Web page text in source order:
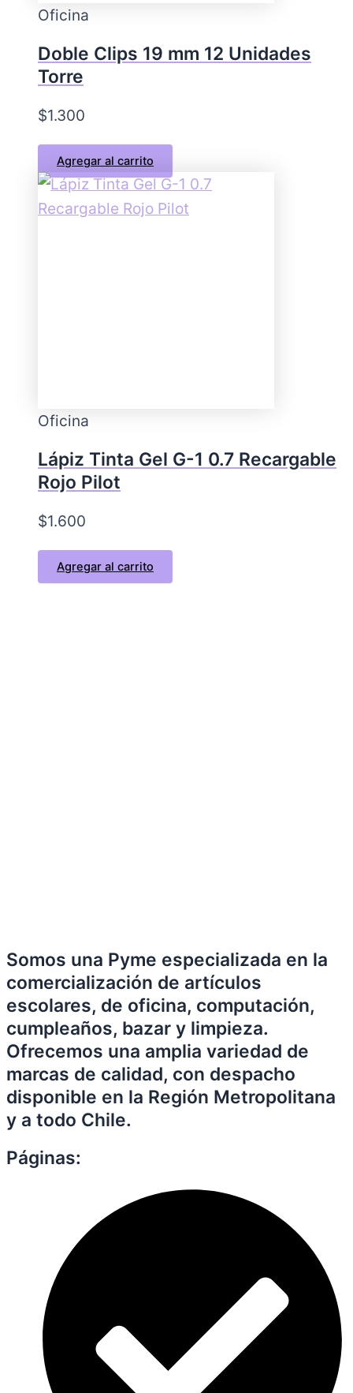
Oficina
Doble Clips 19 mm 12 Unidades
Torre
$1.300
Agregar al carrito
Oficina
Lápiz Tinta Gel G-1 0.7 Recargable
Rojo Pilot
$1.600
Agregar al carrito
Somos una Pyme especializada en la
comercialización de artículos
escolares, de oficina, computación,
cumpleaños, bazar y limpieza.
Ofrecemos una amplia variedad de
marcas de calidad, con despacho
disponible en la Región Metropolitana
y a todo Chile.
Páginas: